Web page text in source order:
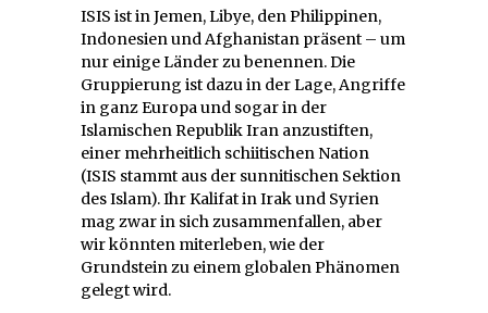
ISIS ist in Jemen, Libye, den Philippinen,
Indonesien und Afghanistan präsent – um
nur einige Länder zu benennen. Die
Gruppierung ist dazu in der Lage, Angriffe
in ganz Europa und sogar in der
Islamischen Republik Iran anzustiften,
einer mehrheitlich schiitischen Nation
(ISIS stammt aus der sunnitischen Sektion
des Islam). Ihr Kalifat in Irak und Syrien
mag zwar in sich zusammenfallen, aber
wir könnten miterleben, wie der
Grundstein zu einem globalen Phänomen
gelegt wird.